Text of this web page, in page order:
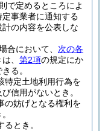
で定めるところによ
事業者に通知する
の内容を公表しな
合において、 次の各
、 第2項の規定にか
る。
特定土地利用行為を
信用がないとき。
の妨げとなる権利を
とき。